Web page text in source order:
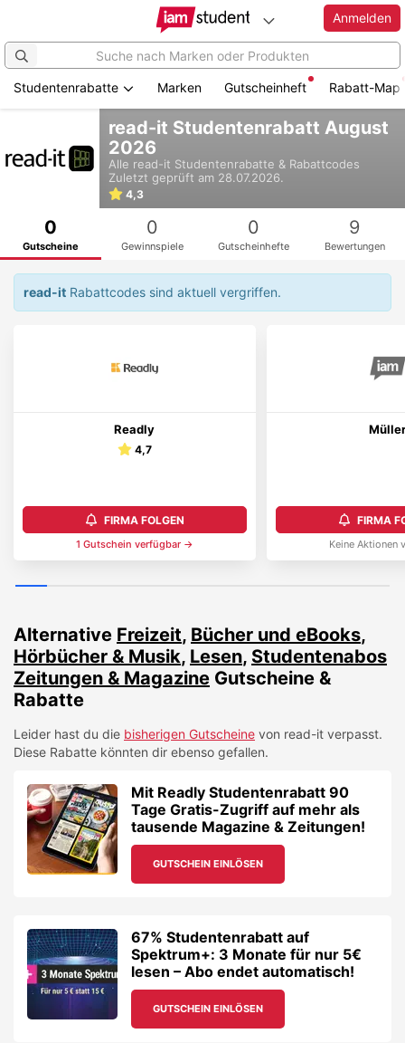
springen
Anmelden
Studentenrabatte Marken Gutscheinheft Rabatt-Map
read-it Studentenrabatt August
2026
Alle read-it Studentenrabatte & Rabattcodes
Zuletzt geprüft am 28.07.2026.
4,3
0
Gutscheine
0
Gewinnspiele
0
Gutscheinhefte
9
Bewertungen
read-it Rabattcodes sind aktuell vergriffen.
Readly
4,7
FIRMA FOLGEN
1 Gutschein verfügbar →
FIRMA
Keine Aktionen
Alternative Freizeit, Bücher und eBooks,
Hörbücher & Musik, Lesen, Studentenabos
Zeitungen & Magazine Gutscheine &
Rabatte
Leider hast du die bisherigen Gutscheine von read-it verpasst.
Diese Rabatte könnten dir ebenso gefallen.
Mit Readly Studentenrabatt 90
Tage Gratis-Zugriff auf mehr als
tausende Magazine & Zeitungen!
GUTSCHEIN EINLÖSEN
67% Studentenrabatt auf
Spektrum+: 3 Monate für nur 5€
lesen – Abo endet automatisch!
GUTSCHEIN EINLÖSEN